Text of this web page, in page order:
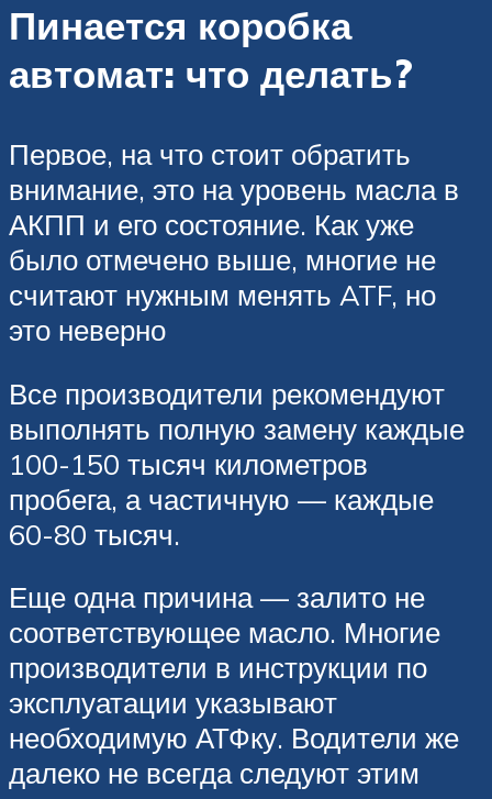
Пинается коробка
автомат: что делать?
Первое, на что стоит обратить
внимание, это на уровень масла в
АКПП и его состояние. Как уже
было отмечено выше, многие не
считают нужным менять ATF, но
это неверно
Все производители рекомендуют
выполнять полную замену каждые
100-150 тысяч километров
пробега, а частичную — каждые
60-80 тысяч.
Еще одна причина — залито не
соответствующее масло. Многие
производители в инструкции по
эксплуатации указывают
необходимую АТФку. Водители же
далеко не всегда следуют этим